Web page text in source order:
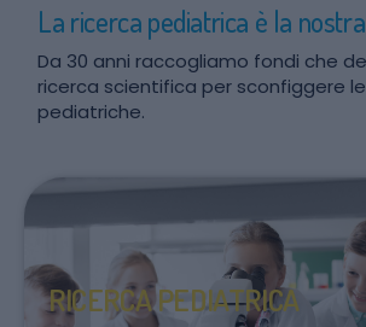
La ricerca pediatrica è la
Da 30 anni raccogliamo fondi che
ricerca scientifica per sconfiggere
pediatriche.
RICERCA PEDIATRICA